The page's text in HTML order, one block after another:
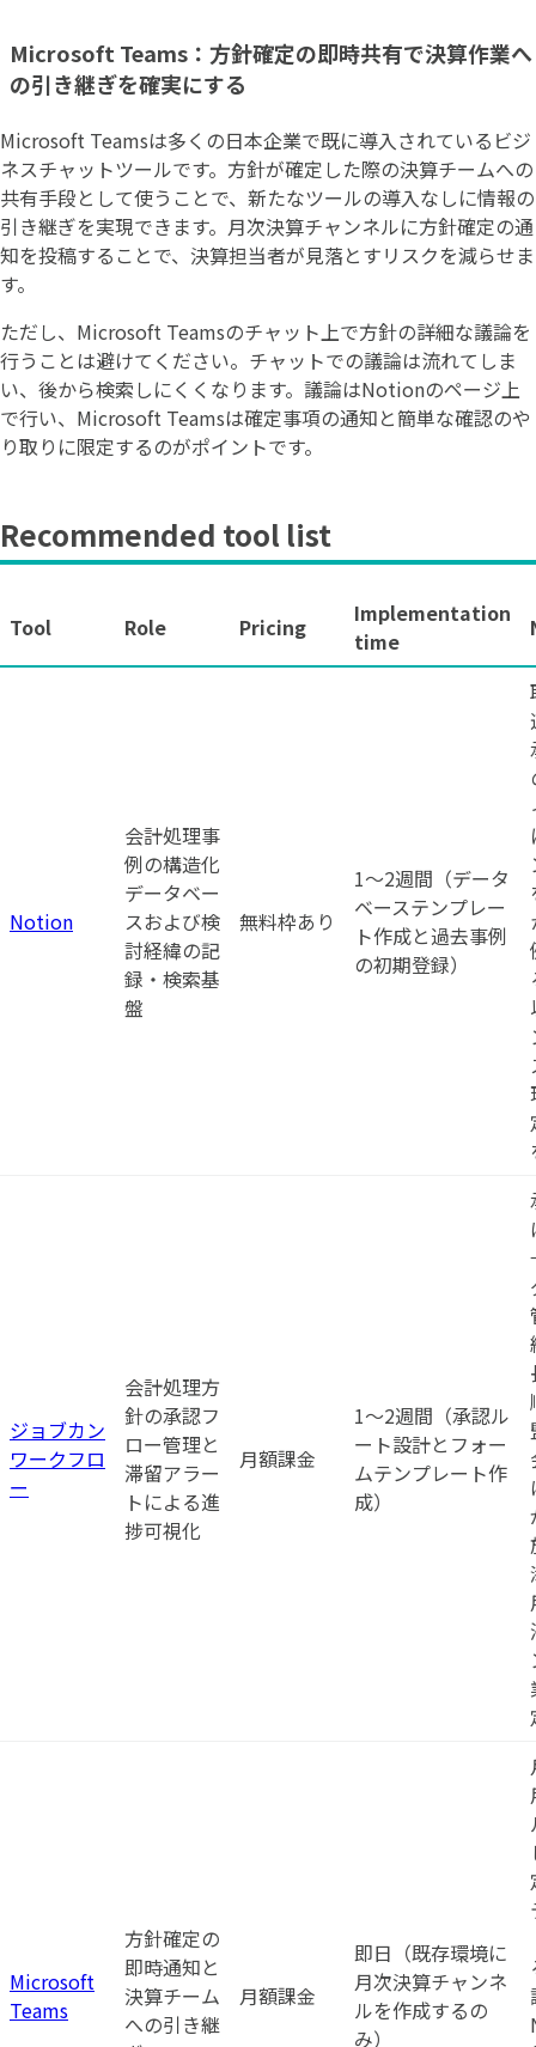
Microsoft Teams：方針確定の即時共有で決算作業へ
の引き継ぎを確実にする
Microsoft Teamsは多くの日本企業で既に導入されているビジ
ネスチャットツールです。方針が確定した際の決算チームへの
共有手段として使うことで、新たなツールの導入なしに情報の
引き継ぎを実現できます。月次決算チャンネルに方針確定の通
知を投稿することで、決算担当者が見落とすリスクを減らせま
す。
ただし、Microsoft Teamsのチャット上で方針の詳細な議論を
行うことは避けてください。チャットでの議論は流れてしま
い、後から検索しにくくなります。議論はNotionのページ上
で行い、Microsoft Teamsは確定事項の通知と簡単な確認のや
り取りに限定するのがポイントです。
Recommended tool list
Tool Role Pricing
Implementation
time
Notion
会計処理事
例の構造化
データベー
スおよび検
討経緯の記
録・検索基
盤
無料枠あり
1〜2週間（データ
ベーステンプレー
ト作成と過去事例
の初期登録）
ジョブカン
ワークフロ
ー
会計処理方
針の承認フ
ロー管理と
滞留アラー
トによる進
捗可視化
月額課金
1〜2週間（承認ル
ート設計とフォー
ムテンプレート作
成）
Microsoft
Teams
方針確定の
即時通知と
決算チーム
への引き継
月額課金
即日（既存環境に
月次決算チャンネ
ルを作成するの
み）